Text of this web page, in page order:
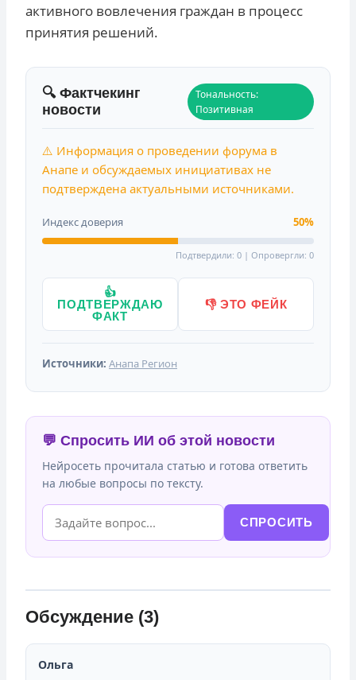
активного вовлечения граждан в процесс
принятия решений.
🔍 Фактчекинг
новости
Тональность:
Позитивная
⚠️ Информация о проведении форума в
Анапе и обсуждаемых инициативах не
подтверждена актуальными источниками.
Индекс доверия 50%
Подтвердили: 0 | Опровергли: 0
👍
ПОДТВЕРЖДАЮ
ФАКТ
👎 ЭТО ФЕЙК
Источники: Анапа Регион
💬 Спросить ИИ об этой новости
Нейросеть прочитала статью и готова ответить
на любые вопросы по тексту.
СПРОСИТЬ
Обсуждение (3)
Ольга